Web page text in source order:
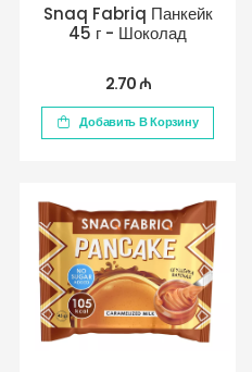
Snaq Fabriq Панкейк
45 г - Шоколад
2.70 ₼
Добавить В Корзину